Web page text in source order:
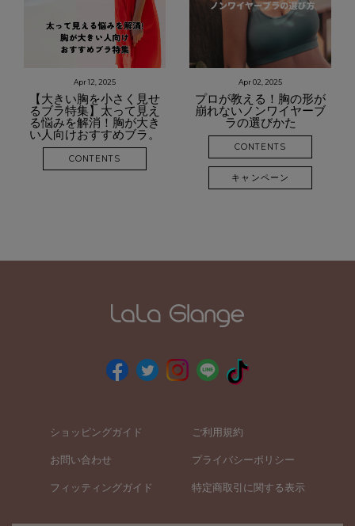
Apr 12, 2025
【大きい胸を小さく見せ
るブラ特集】太って見え
る悩みを解消！胸が大き
い人向けおすすめブラ。
CONTENTS
Apr 02, 2025
プロが教える！胸の形が
崩れないノンワイヤーブ
ラの選びかた
CONTENTS
キャンペーン
ショッピングガイド
お問い合わせ
フィッティングガイド
ご利用規約
プライバシーポリシー
特定商取引に関する表示